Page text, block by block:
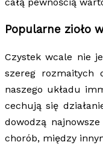
Popularne zioło
Czystek wcale nie
szereg rozmaitych
naszego układu
cechują się
dowodzą
chorób, między